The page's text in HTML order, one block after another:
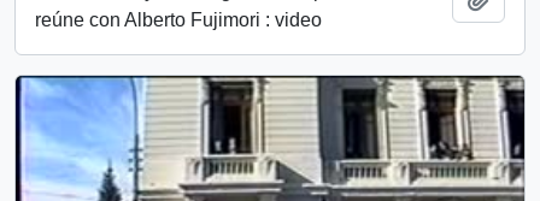
reúne con Alberto Fujimori : video